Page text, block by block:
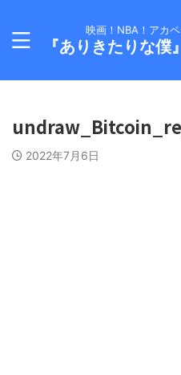
映画！NBA！アカ
『ありきたりな
2022年7月6日